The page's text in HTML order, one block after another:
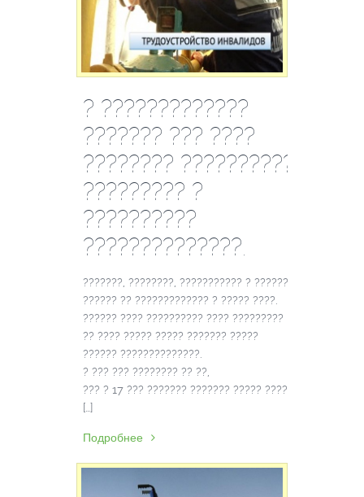
? ?????????????
??????? ??? ????
???????? ??????????
????????? ?
??????????
??????????????.
???????, ????????, ??????????? ? ???????
?????? ?? ????????????? ? ????? ????.
?????? ???? ?????????? ???? ?????????
?? ???? ????? ????? ??????? ?????
?????? ??????????????.
? ??? ??? ???????? ?? ??,
??? ? 17 ??? ??????? ??????? ????? ????.
[…]
Подробнее